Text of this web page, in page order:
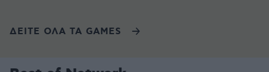
ΔΕΙΤΕ ΟΛΑ ΤΑ GAMES